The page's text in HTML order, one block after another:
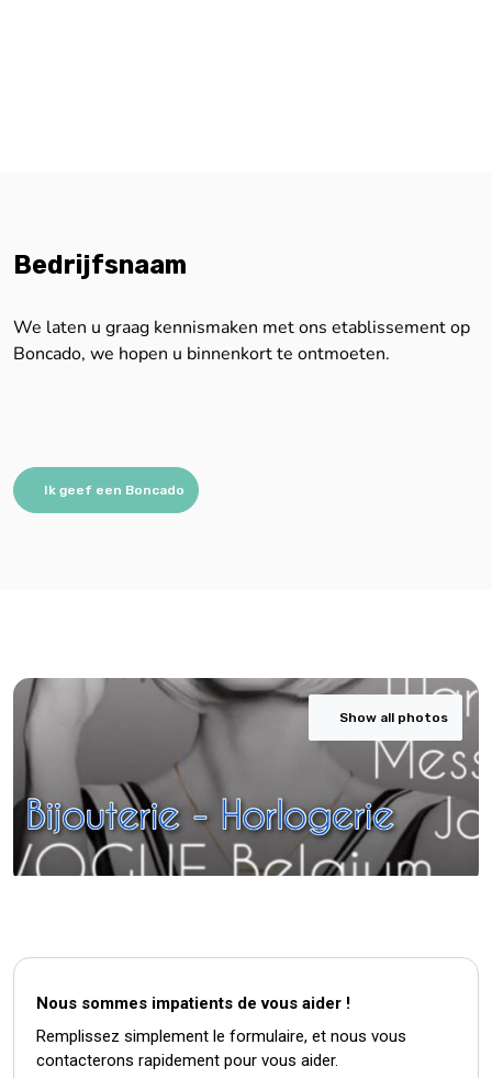
Bedrijfsnaam
We laten u graag kennismaken met ons etablissement op
Boncado, we hopen u binnenkort te ontmoeten.
Ik geef een Boncado
Show all photos
Nous sommes impatients de vous aider !
Remplissez simplement le formulaire, et nous vous
contacterons rapidement pour vous aider.